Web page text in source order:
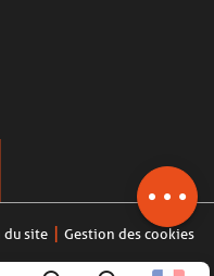
Horaires
du site Gestion des cookies